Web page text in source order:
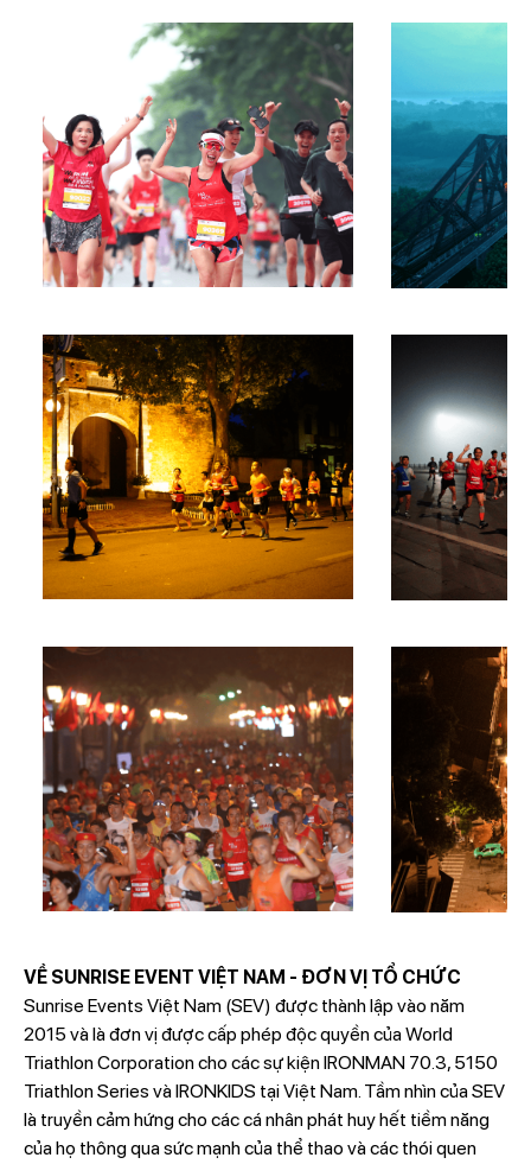
VỀ SUNRISE EVENT VIỆT NAM - ĐƠN VỊ TỔ CHỨC
Sunrise Events Việt Nam (SEV) được thành lập vào năm
2015 và là đơn vị được cấp phép độc quyền của World
Triathlon Corporation cho các sự kiện IRONMAN 70.3, 5150
Triathlon Series và IRONKIDS tại Việt Nam. Tầm nhìn của SEV
là truyền cảm hứng cho các cá nhân phát huy hết tiềm năng
của họ thông qua sức mạnh của thể thao và các thói quen